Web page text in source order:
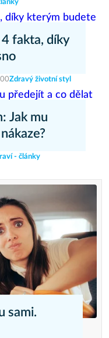
fakta, díky
Zdravý životní styl
Jak mu
- články
sami.